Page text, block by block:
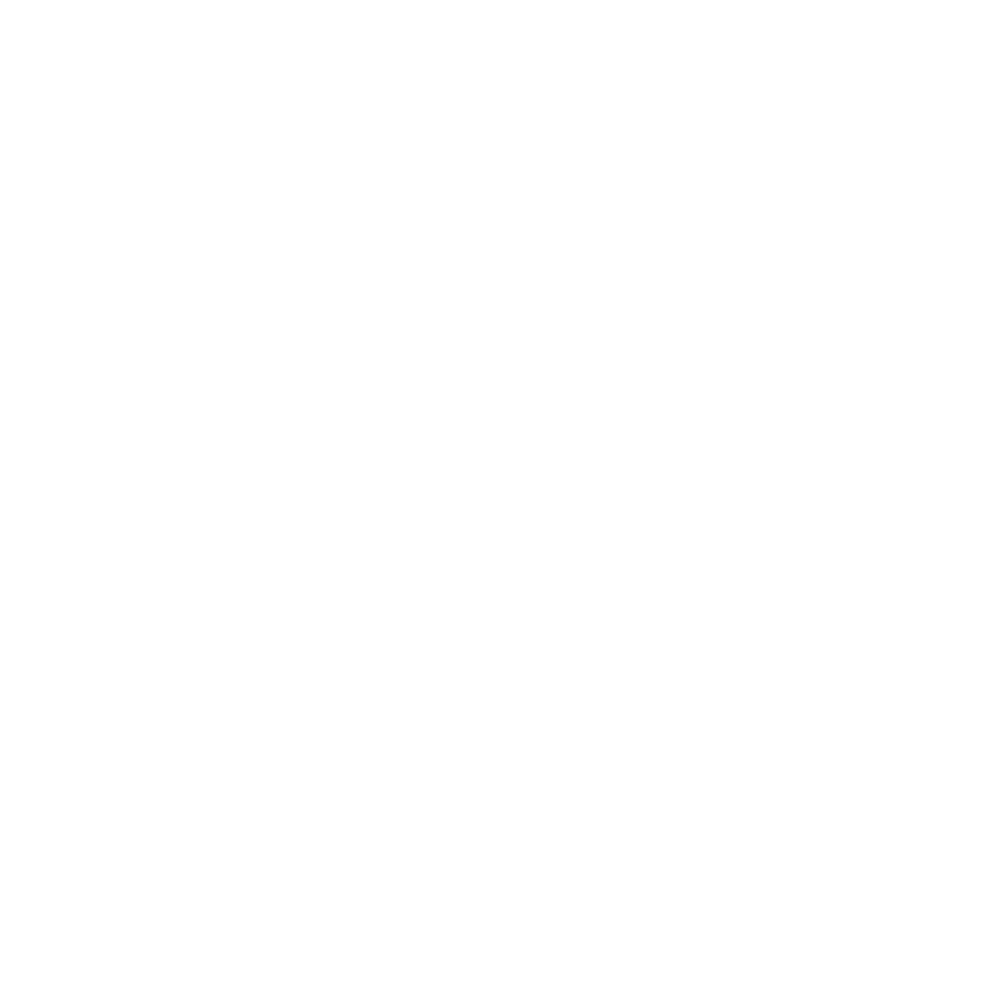
dětský bazének. Zde jsou k dispozici slunečníky a lehátka (za poplatek). Osvěžující nápoje je možno dostat přímo v baru u
nealkoholické nápoje, káva a čaj, pivo, víno, národní alkoholické nápoje, rychlé občerstvení a koktejly v určitých hodinách.
za poplatek. Zábava pro dospělé: animační program. Děti najdou ve venkovních prostorách hřiště. Hlídání dětí: animační program pro
Herna.
služby jsou závislé na ročním období a na místních klimatických podmínkách. Jazyky: angličtina a španělština. Kreditní karty: Visa,